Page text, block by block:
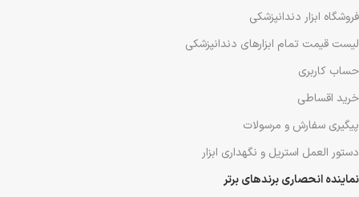
فروشگاه ابزار دندانپزشکی
لیست قیمت تمام ابزارهای دندانپزشکی
حساب کاربری
خرید اقساطی
پیگیری سفارش و مرسولات
دستور العمل استریل و نگهداری ابزار
نماینده انحصاری برندهای برتر